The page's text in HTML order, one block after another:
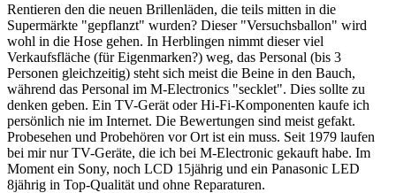
Rentieren den die neuen Brillenläden, die teils mitten in die
Supermärkte "gepflanzt" wurden? Dieser "Versuchsballon" wird
wohl in die Hose gehen. In Herblingen nimmt dieser viel
Verkaufsfläche (für Eigenmarken?) weg, das Personal (bis 3
Personen gleichzeitig) steht sich meist die Beine in den Bauch,
während das Personal im M-Electronics "secklet". Dies sollte zu
denken geben. Ein TV-Gerät oder Hi-Fi-Komponenten kaufe ich
persönlich nie im Internet. Die Bewertungen sind meist gefakt.
Probesehen und Probehören vor Ort ist ein muss. Seit 1979 laufen
bei mir nur TV-Geräte, die ich bei M-Electronic gekauft habe. Im
Moment ein Sony, noch LCD 15jährig und ein Panasonic LED
8jährig in Top-Qualität und ohne Reparaturen.